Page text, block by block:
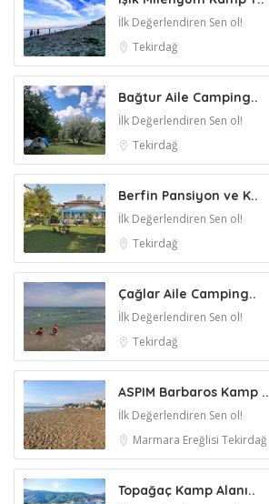
İlk Değerlendiren Sen ol!
Tekirdağ
Bağtur Aile Camping..
İlk Değerlendiren Sen ol!
Tekirdağ
Berfin Pansiyon ve K..
İlk Değerlendiren Sen ol!
Tekirdağ
Çağlar Aile Camping..
İlk Değerlendiren Sen ol!
Tekirdağ
ASPIM Barbaros Kamp ..
İlk Değerlendiren Sen ol!
Marmara Ereğlisi Tekirdağ
Topağaç Kamp Alanı..